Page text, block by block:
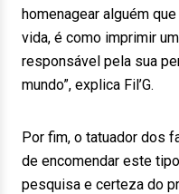
homenagear alguém
vida, é como imprimir
responsável pela sua
mundo”, explica Fil’G.
Por fim, o tatuador dos
de encomendar este
pesquisa e certeza do